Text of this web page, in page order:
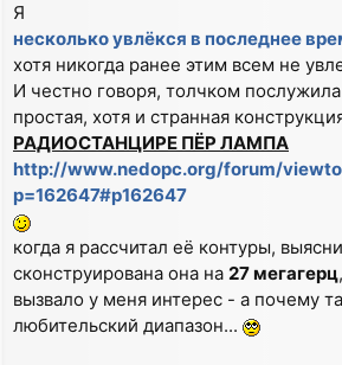
Я
несколько увлёкся в последнее
хотя никогда ранее этим всем не
И честно говоря, толчком послужила
простая, хотя и странная
РАДИОСТАНЦИРЕ ПЁР ЛАМПА
http://www.nedopc.org/forum/
p=162647#p162647
когда я рассчитал её контуры,
сконструирована она на 27 мегагерц
вызвало у меня интерес - а почему
любительский диапазон...